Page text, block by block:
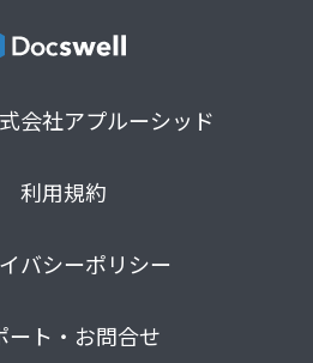
会社アプルーシッド
利用規約
バシーポリシー
ート・お問合せ